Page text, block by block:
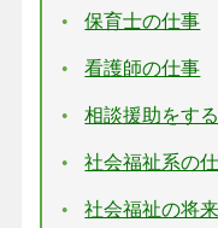
保育士の仕事
看護師の仕事
相談援助をす
社会福祉系の
社会福祉の将